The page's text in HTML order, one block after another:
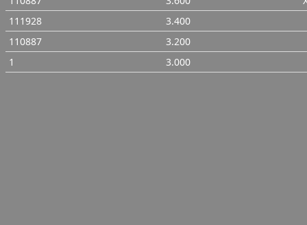
111928
3.400
110887
3.200
1
3.000